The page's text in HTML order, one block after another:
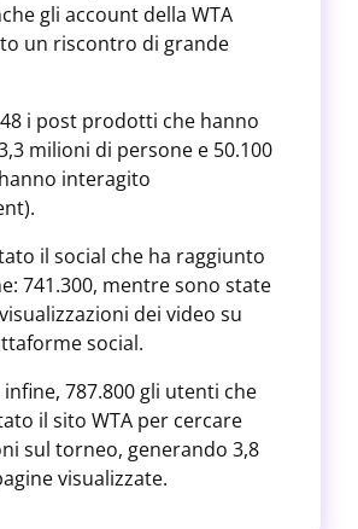
gli account della WTA
un riscontro di grande
i post prodotti che hanno
milioni di persone e 50.100
interagito
il social che ha raggiunto
741.300, mentre sono state
dei video su
social.
787.800 gli utenti che
il sito WTA per cercare
sul torneo, generando 3,8
visualizzate.